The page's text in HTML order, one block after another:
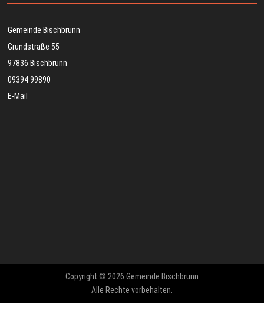
Gemeinde Bischbrunn
Grundstraße 55
97836 Bischbrunn
09394 99890
E-Mail
Copyright © 2026 Gemeinde Bischbrunn
Alle Rechte vorbehalten.